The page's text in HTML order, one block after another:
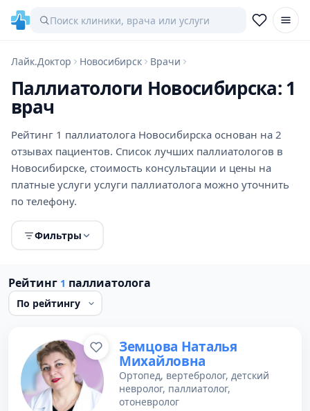
Лайк.Доктор Новосибирск Врачи
Паллиатологи Новосибирска: 1
врач
Рейтинг 1 паллиатолога Новосибирска основан на 2
отзывах пациентов. Список лучших паллиатологов в
Новосибирске, стоимость консультации и цены на
платные услуги услуги паллиатолога можно уточнить
по телефону.
Фильтры
Рейтинг 1 паллиатолога
Земцова Наталья
Михайловна
Ортопед, вертебролог, детский
невролог, паллиатолог,
отоневролог